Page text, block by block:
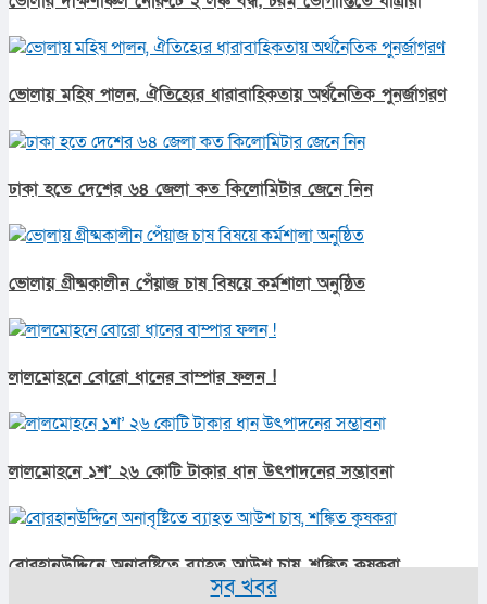
ভোলায় মহিষ পালন, ঐতিহ্যের ধারাবাহিকতায় অর্থনৈতিক পুনর্জাগরণ
ঢাকা হতে দেশের ৬৪ জেলা কত কিলোমিটার জেনে নিন
ভোলায় গ্রীষ্মকালীন পেঁয়াজ চাষ বিষয়ে কর্মশালা অনুষ্ঠিত
লালমোহনে বোরো ধানের বাম্পার ফলন !
লালমোহনে ১শ’ ২৬ কোটি টাকার ধান উৎপাদনের সম্ভাবনা
বোরহানউদ্দিনে অনাবৃষ্টিতে ব্যাহত আউশ চাষ, শঙ্কিত কৃষকরা
সব খবর